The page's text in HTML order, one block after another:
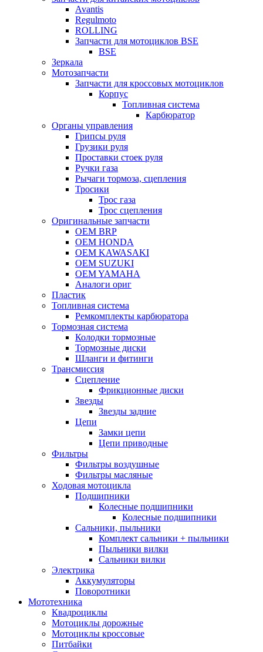
Avantis
Regulmoto
ROLLING
Запчасти для мотоциклов BSE
BSE
Зеркала
Мотозапчасти
Запчасти для кроссовых мотоциклов
Корпус
Топливная система
Карбюратор
Органы управления
Грипсы руля
Грузики руля
Проставки стоек руля
Ручки газа
Рычаги тормоза, сцепления
Тросики
Трос газа
Трос сцепления
Оригинальные запчасти
OEM BRP
OEM HONDA
OEM KAWASAKI
OEM SUZUKI
OEM YAMAHA
Аналоги ориг
Пластик
Топливная система
Ремкомплекты карбюратора
Тормозная система
Колодки тормозные
Тормозные диски
Шланги и фитинги
Трансмиссия
Cцепление
Фрикционные диски
Звезды
Звезды задние
Цепи
Замки цепи
Цепи приводные
Фильтры
Фильтры воздушные
Фильтры масляные
Ходовая мотоцикла
Подшипники
Колесные подшипники
Колесные подшипники
Сальники, пыльники
Комплект сальники + пыльники
Пыльники вилки
Сальники вилки
Электрика
Аккумуляторы
Поворотники
Мототехника
Квадроциклы
Мотоциклы дорожные
Мотоциклы кроссовые
Питбайки